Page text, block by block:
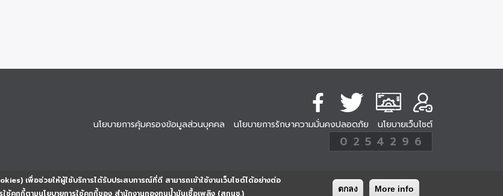
เพื่อช่วยให้ผู้ใช้บริการได้รับประสบการณ์ที่ดี สามารถเข้าใช้งานเว็บไซต์ได้อย่างต่อ
ใช้คุกกี้ตามนโยบายการใช้คุกกี้ของ สำนักงานกองทุนน้ำมันเชื้อเพลิง (สกนช.)
ตกลง More info
นโยบายการคุ้มครองข้อมูลส่วนบุคคล นโยบายการรักษาความมั่นคงปลอดภัย นโยบายเว็บไซต์
254296
ครั้ง
0 2 5 4 2 9 6